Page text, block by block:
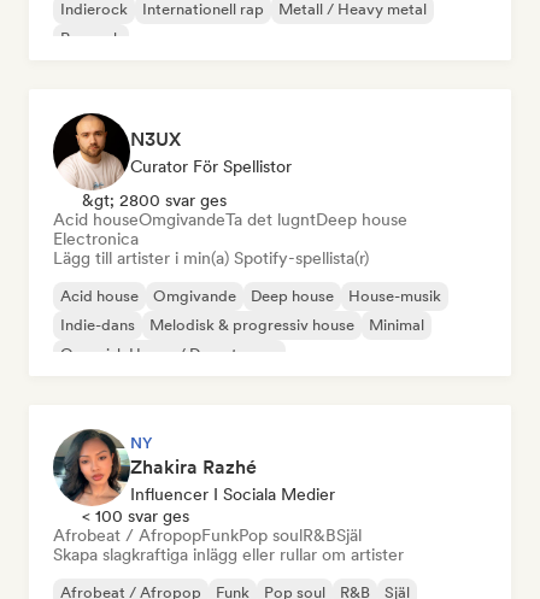
Indierock
Internationell rap
Metall / Heavy metal
Poprock
N3UX
Curator För Spellistor
&gt; 2800 svar ges
Acid houseOmgivandeTa det lugntDeep house
Electronica
Lägg till artister i min(a) Spotify-spellista(r)
Acid house Omgivande Deep house
House-musik
Indie-dans
Melodisk & progressiv house
Minimal
Organisk House / Downtempo
NY
Zhakira Razhé
Influencer I Sociala Medier
< 100 svar ges
Afrobeat / AfropopFunkPop soulR&BSjäl
Skapa slagkraftiga inlägg eller rullar om artister
Afrobeat / Afropop Funk Pop soul R&B Själ